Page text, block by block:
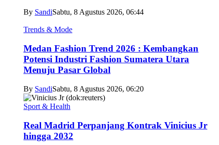
By SandiSabtu, 8 Agustus 2026, 06:44
Trends & Mode
Medan Fashion Trend 2026 : Kembangkan
Potensi Industri Fashion Sumatera Utara
Menuju Pasar Global
By SandiSabtu, 8 Agustus 2026, 06:20
Sport & Health
Real Madrid Perpanjang Kontrak Vinicius Jr
hingga 2032